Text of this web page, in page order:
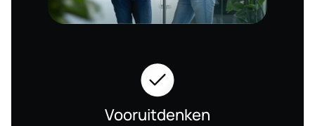
Vooruitdenken